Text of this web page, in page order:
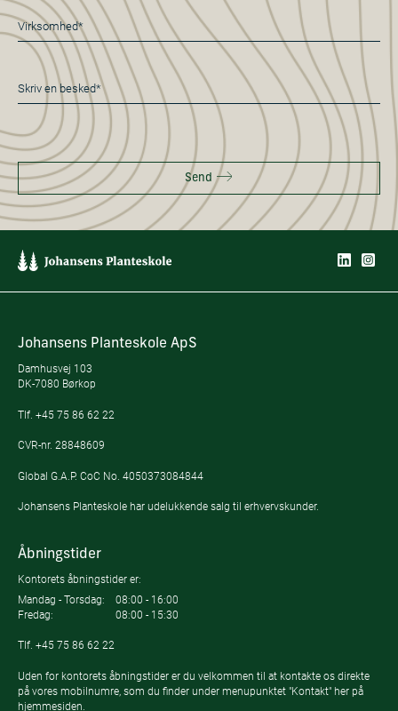
Virksomhed*
*
Besked
*
Send
Johansens Planteskole ApS
Damhusvej 103
DK-7080 Børkop
Tlf. +45 75 86 62 22
CVR-nr. 28848609
Global G.A.P. CoC No. 4050373084844
Johansens Planteskole har udelukkende salg til erhvervskunder.
Åbningstider
Kontorets åbningstider er:
Mandag - Torsdag:
08:00 - 16:00
Fredag:
08:00 - 15:30
Tlf. +45 75 86 62 22
Uden for kontorets åbningstider er du velkommen til at kontakte os direkte
på vores mobilnumre, som du finder under menupunktet "Kontakt" her på
hjemmesiden.